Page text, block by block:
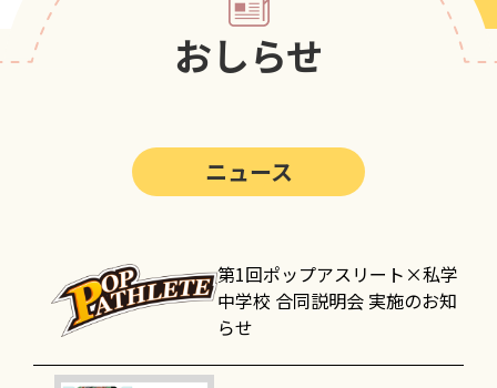
おしらせ
ニュース
第1回ポップアスリート×私学
中学校 合同説明会 実施のお知
らせ